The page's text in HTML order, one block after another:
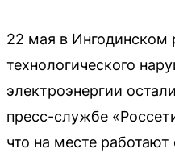
22 мая в Ингодинском
технологического
электроэнергии
пресс-службе
что на месте